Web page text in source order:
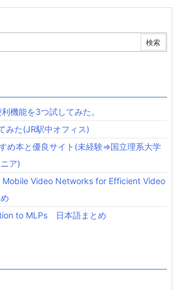
機能を3つ試してみた。
みた(JR駅中オフィス)
め本と優良サイト(未経験⇒国立理系大学
ア)
Mobile Video Networks for Efficient Video
to MLPs 日本語まとめ